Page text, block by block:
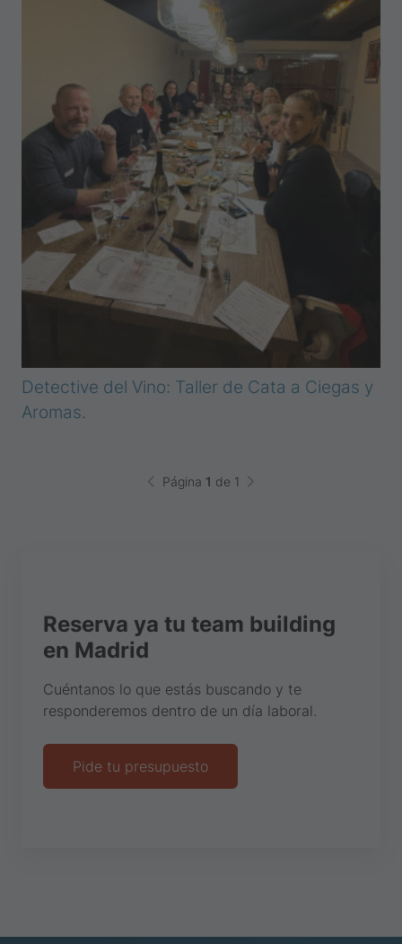
Detective del Vino: Taller de Cata a Ciegas y
Aromas.
Página 1 de 1
Reserva ya tu team building
en Madrid
Cuéntanos lo que estás buscando y te
responderemos dentro de un día laboral.
Pide tu presupuesto